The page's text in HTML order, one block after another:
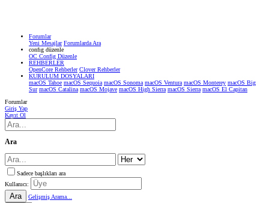
Forumlar
Yeni Mesajlar Forumlarda Ara
confıg düzenle
OC Config Düzenle
REHBERLER
OpenCore Rehberler Clover Rehberler
KURULUM DOSYALARI
macOS Tahoe macOS Sequoia macOS Sonoma macOS Ventura macOS Monterey macOS Big
Sur macOS Catalina macOS Mojave macOS High Sierra macOS Sierra macOS El Capitan
Forumlar
Giriş Yap
Kayıt Ol
Ara
Sadece başlıkları ara
Kullanıcı:
Ara Gelişmiş Arama...